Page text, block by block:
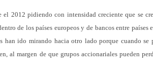
2012 pidiendo con intensidad creciente que se
de los países europeos y de bancos entre
han ido mirando hacia otro lado porque cuando se
al margen de que grupos accionariales pueden